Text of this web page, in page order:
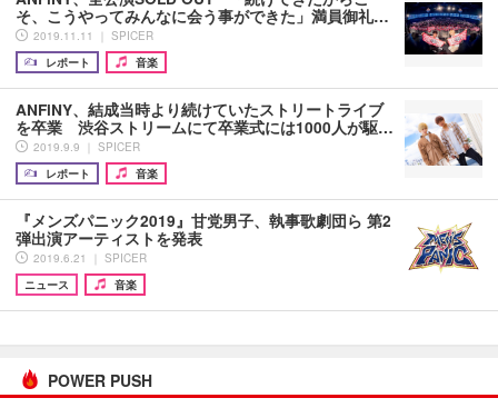
そ、こうやってみんなに会う事ができた」満員御礼…
2019.11.11 ｜ SPICER
レポート
音楽
ANFiNY、結成当時より続けていたストリートライブ
を卒業 渋谷ストリームにて卒業式には1000人が駆…
2019.9.9 ｜ SPICER
レポート
音楽
『メンズパニック2019』甘党男子、執事歌劇団ら 第2
弾出演アーティストを発表
2019.6.21 ｜ SPICER
ニュース
音楽
POWER PUSH